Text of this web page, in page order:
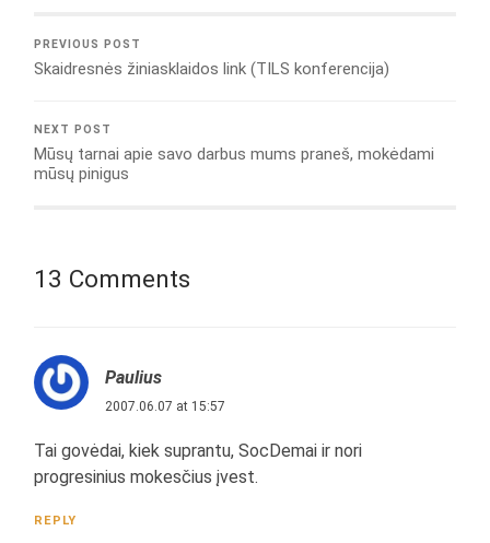
PREVIOUS POST
Skaidresnės žiniasklaidos link (TILS konferencija)
NEXT POST
Mūsų tarnai apie savo darbus mums praneš, mokėdami
mūsų pinigus
13 Comments
Paulius
2007.06.07 at 15:57
Tai govėdai, kiek suprantu, SocDemai ir nori
progresinius mokesčius įvest.
REPLY